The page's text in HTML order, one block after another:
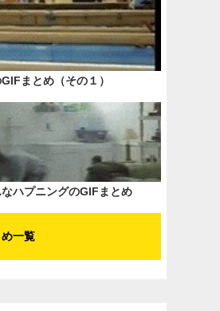
まとめ（その１）
ハプニングのGIFまとめ
一覧